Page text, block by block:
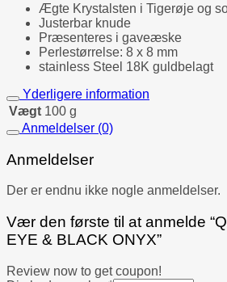
Ægte Krystalsten i Tigerøje og
Justerbar knude
Præsenteres i gaveæske
Perlestørrelse: 8 x 8 mm
stainless Steel 18K guldbelagt
Yderligere information
Vægt 100 g
Anmeldelser (0)
Anmeldelser
Der er endnu ikke nogle anmeldelser.
Vær den første til at anmelde
EYE & BLACK ONYX”
Review now to get coupon!